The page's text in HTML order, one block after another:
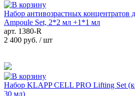
Набор антивозрастных концентратов
Ampoule Set, 2*2 мл +1*1 мл
арт. 1380-R
2 400 руб. / шт
Набор KLAPP CELL PRO Lifting Set
30 мл)